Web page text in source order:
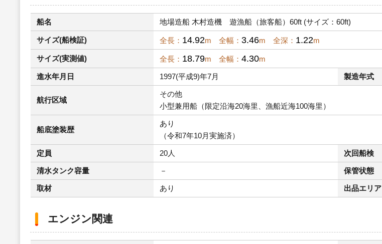
船名 地場造船 木村造機 遊漁船（旅客船）60ft (サイズ：60ft)
サイズ(船検証) 全長： 14.92m 全幅： 3.46m 全深： 1.22m
サイズ(実測値) 全長： 18.79m 全幅： 4.30m
進水年月日 1997(平成9)年7月 製造年式
航行区域
その他
小型兼用船（限定沿海20海里、漁船近海100海里）
船底塗装歴
あり
（令和7年10月実施済）
定員 20人 次回船検
清水タンク容量 － 保管状態
取材 あり 出品エリア
エンジン関連